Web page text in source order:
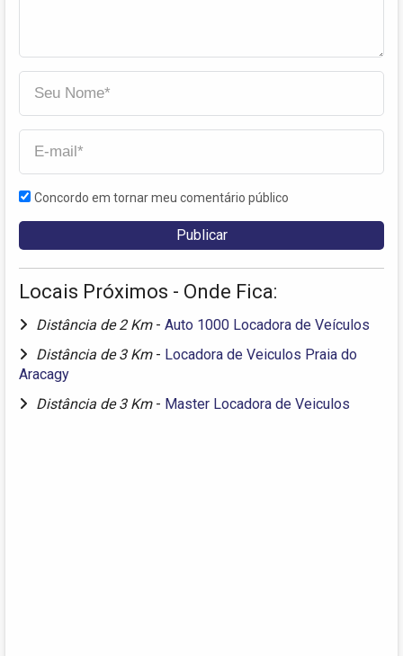
Concordo em tornar meu comentário público
Locais Próximos - Onde Fica:
Distância de 2 Km - Auto 1000 Locadora de Veículos
Distância de 3 Km - Locadora de Veiculos Praia do
Aracagy
Distância de 3 Km - Master Locadora de Veiculos